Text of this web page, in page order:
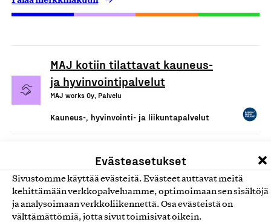
Evästeasetukset
Sivustomme käyttää evästeitä. Evästeet auttavat meitä
kehittämään verkkopalveluamme, optimoimaan sen sisältöjä
ja analysoimaan verkkoliikennettä. Osa evästeistä on
välttämättömiä, jotta sivut toimisivat oikein.
MAJ kotiin tilattavat kauneus-
ja hyvinvointipalvelut
MAJ works Oy, Palvelu
Kauneus-, hyvinvointi- ja liikuntapalvelut